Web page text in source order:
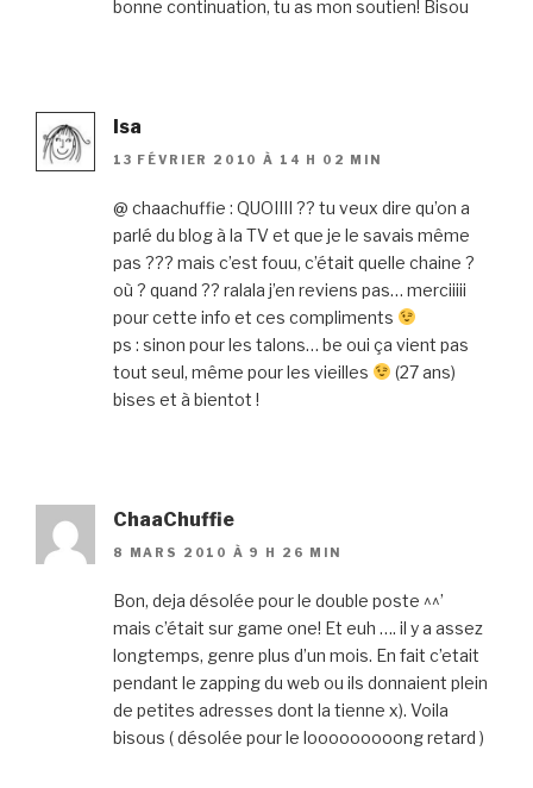
bonne continuation, tu as mon soutien! Bisou
Isa
13 FÉVRIER 2010 À 14 H 02 MIN
@ chaachuffie : QUOIIII ?? tu veux dire qu’on a
parlé du blog à la TV et que je le savais même
pas ??? mais c’est fouu, c’était quelle chaine ?
où ? quand ?? ralala j’en reviens pas… merciiiii
pour cette info et ces compliments
ps : sinon pour les talons… be oui ça vient pas
tout seul, même pour les vieilles
(27 ans)
bises et à bientot !
ChaaChuffie
8 MARS 2010 À 9 H 26 MIN
Bon, deja désolée pour le double poste ^^’
mais c’était sur game one! Et euh …. il y a assez
longtemps, genre plus d’un mois. En fait c’etait
pendant le zapping du web ou ils donnaient plein
de petites adresses dont la tienne x). Voila
bisous ( désolée pour le looooooooong retard )